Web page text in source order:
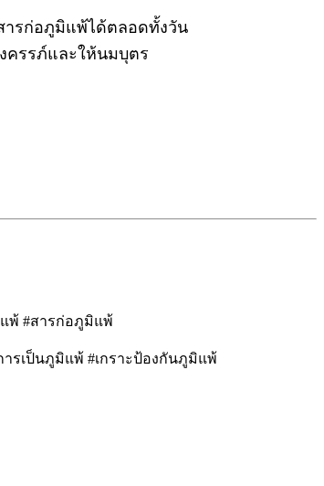
ารก่อภูมิแพ้ได้ตลอดทั้งวัน
ครรภ์และให้นมบุตร
แพ้ #สารก่อภูมิแพ้
รเป็นภูมิแพ้ #เกราะป้องกันภูมิแพ้